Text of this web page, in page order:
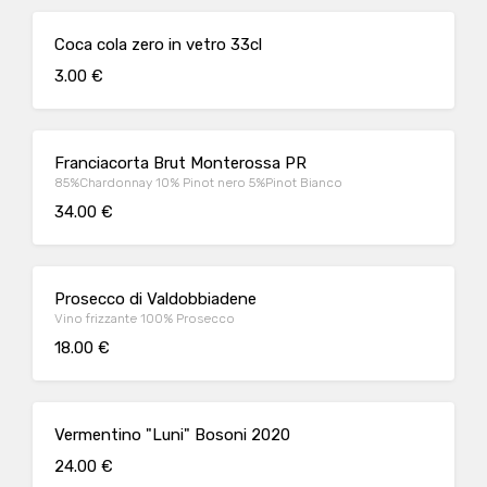
Coca cola zero in vetro 33cl
3.00 €
Franciacorta Brut Monterossa PR
85%Chardonnay 10% Pinot nero 5%Pinot Bianco
34.00 €
Prosecco di Valdobbiadene
Vino frizzante 100% Prosecco
18.00 €
Vermentino "Luni" Bosoni 2020
24.00 €